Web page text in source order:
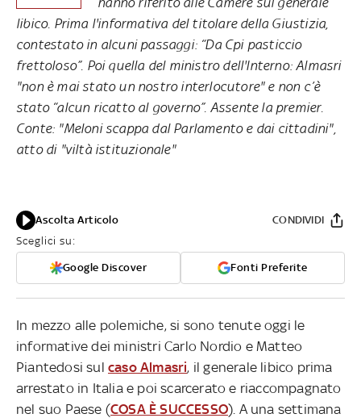
libico. Prima l'informativa del titolare della Giustizia,
contestato in alcuni passaggi: “Da Cpi pasticcio
frettoloso”. Poi quella del ministro dell'Interno: Almasri
"non è mai stato un nostro interlocutore" e non c’è
stato “alcun ricatto al governo”. Assente la premier.
Conte: "Meloni scappa dal Parlamento e dai cittadini",
atto di "viltà istituzionale"
Ascolta Articolo
Sceglici su:
Google Discover Fonti Preferite
CONDIVIDI
In mezzo alle polemiche, si sono tenute oggi le
informative dei ministri Carlo Nordio e Matteo
Piantedosi sul caso Almasri, il generale libico prima
arrestato in Italia e poi scarcerato e riaccompagnato
nel suo Paese (COSA È SUCCESSO). A una settimana